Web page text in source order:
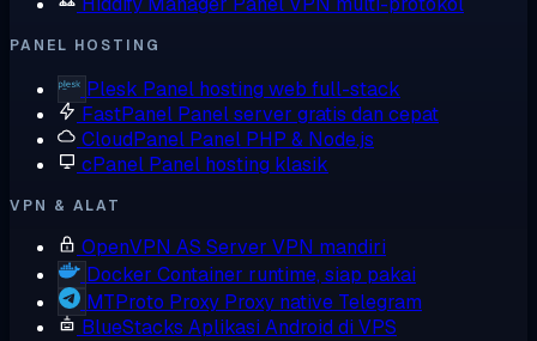
PANEL HOSTING
Plesk Panel hosting web full-stack
FastPanel Panel server gratis dan cepat
CloudPanel Panel PHP & Node.js
cPanel Panel hosting klasik
VPN & ALAT
OpenVPN AS Server VPN mandiri
Docker Container runtime, siap pakai
MTProto Proxy Proxy native Telegram
BlueStacks Aplikasi Android di VPS